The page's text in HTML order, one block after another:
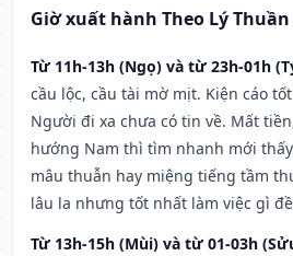
Giờ xuất hành Theo Lý
Từ 11h-13h (Ngọ) và từ 23h-01h
cầu lộc, cầu tài mờ mịt. Kiện cáo
Người đi xa chưa có tin về. Mất
hướng Nam thì tìm nhanh mới
mâu thuẫn hay miệng tiếng tầm
lâu la nhưng tốt nhất làm việc gì
Từ 13h-15h (Mùi) và từ 01-03h